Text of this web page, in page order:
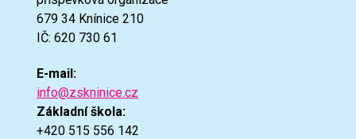
679 34 Knínice 210
IČ: 620 730 61
E-mail:
info@zskninice.cz
Základní škola:
+420 515 556 142